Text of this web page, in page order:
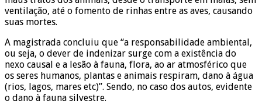
ventilação, até o fomento de rinhas entre as aves, causando
suas mortes.
A magistrada concluiu que “a responsabilidade ambiental,
ou seja, o dever de indenizar surge com a existência do
nexo causal e a lesão à fauna, flora, ao ar atmosférico que
os seres humanos, plantas e animais respiram, dano à água
(rios, lagos, mares etc)”. Sendo, no caso dos autos, evidente
o dano à fauna silvestre.